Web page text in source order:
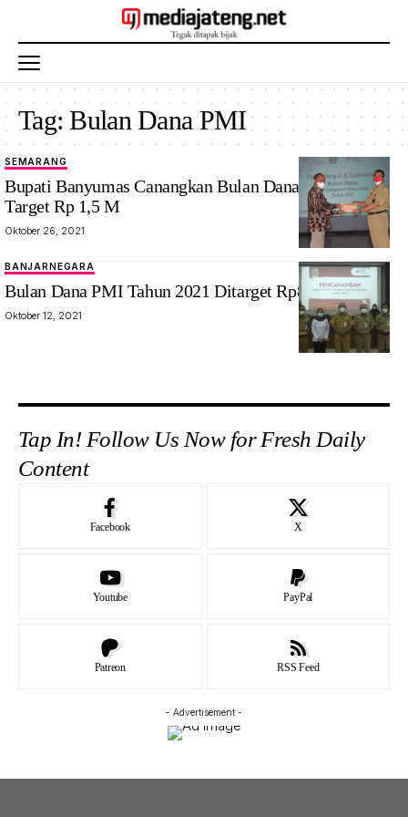
Tag:Bulan Dana PMI
SEMARANG
Bupati Banyumas Canangkan Bulan Dana PMI 2021,
Target Rp 1,5 M
Oktober 26, 2021
BANJARNEGARA
Bulan Dana PMI Tahun 2021 Ditarget Rp804 Juta
Oktober 12, 2021
Tap In! Follow Us Now for Fresh Daily
Content
Facebook X
Youtube PayPal
Patreon RSS Feed
- Advertisement -